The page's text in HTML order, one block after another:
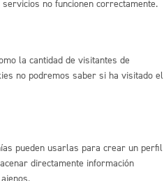
económico y empleo
derechos humanos y convivencia
útiles
de empleo
no funcionen correctamente.
la cantidad de visitantes de
no podremos saber si ha visitado el
pueden usarlas para crear un perfil
directamente información